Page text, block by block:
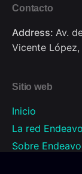
Contacto
Address: Av.
Vicente
Sitio web
Inicio
La red
Sobre